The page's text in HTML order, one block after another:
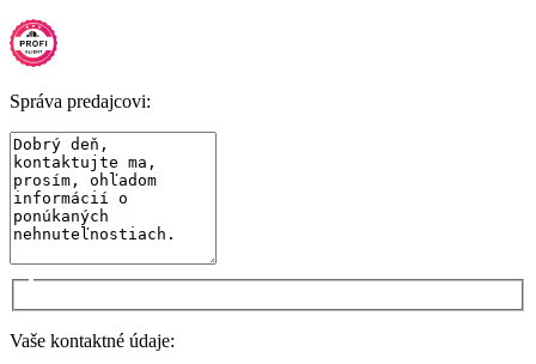
Správa predajcovi:
Vaše kontaktné údaje: